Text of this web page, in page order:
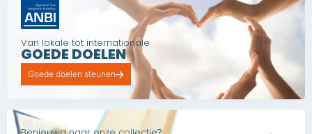
Van lokale tot internationale
GOEDE DOELEN
Goede doelen steunen